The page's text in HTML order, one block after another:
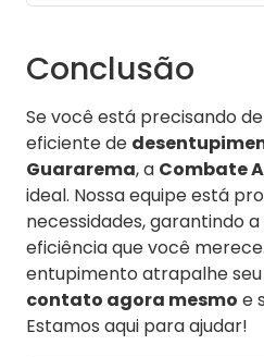
Conclusão
Se você está precisando
eficiente de
Guararema, a Combate
ideal. Nossa equipe está
necessidades, garantindo
eficiência que você
entupimento atrapalhe seu
contato agora mesmo e
Estamos aqui para ajudar!